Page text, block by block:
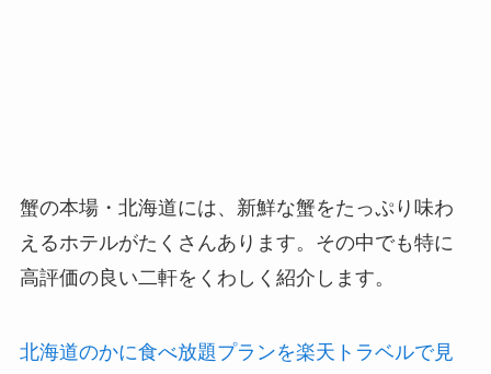
蟹の本場・北海道には、新鮮な蟹をたっぷり味わ
えるホテルがたくさんあります。その中でも特に
高評価の良い二軒をくわしく紹介します。
北海道のかに食べ放題プランを楽天トラベルで見